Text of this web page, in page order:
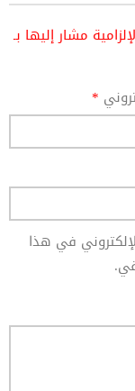
مشار إليها بـ
*
في هذا